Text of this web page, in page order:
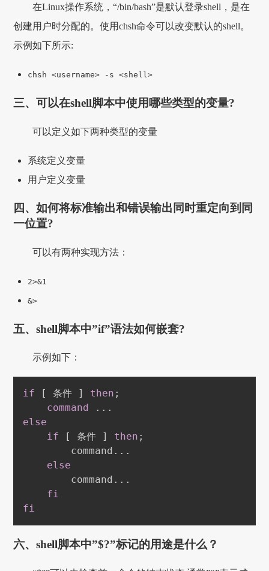
在Linux操作系统，“/bin/bash”是默认登录shell，是在
创建用户时分配的。使用chsh命令可以改变默认的shell。
示例如下所示:
chsh <username> -s <shell>
三、可以在shell脚本中使用哪些类型的变量?
可以定义如下两种类型的变量
系统定义变量
用户定义变量
四、如何将标准输出和错误输出同时重定向到同
一位置?
可以有两种实现方法：
2>&1
&>
五、shell脚本中”if”语法如何嵌套?
示例如下：
if [ 条件 ] then ;
command
..
else
if
[ 条件 ] then ;
        command
.. .
else
        command
.. .
fi
fi
六、shell脚本中”$?”标记的用途是什么？